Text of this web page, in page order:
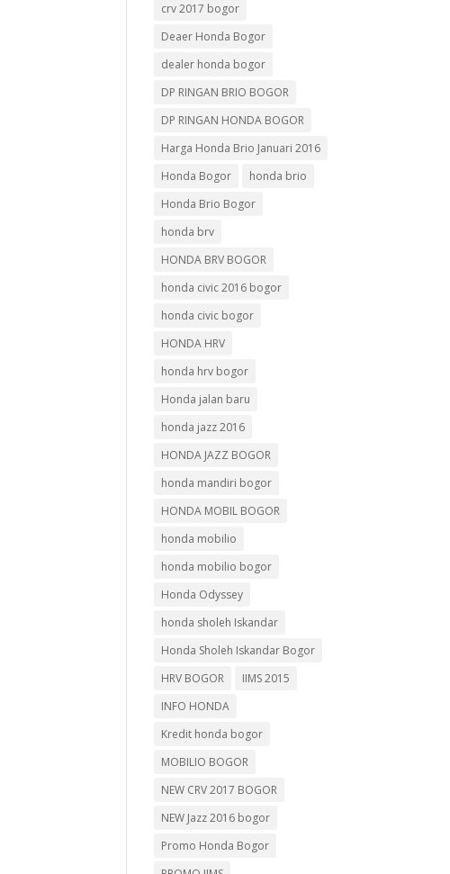
crv 2017 bogor
Deaer Honda Bogor
dealer honda bogor
DP RINGAN BRIO BOGOR
DP RINGAN HONDA BOGOR
Harga Honda Brio Januari 2016
Honda Bogor
honda brio
Honda Brio Bogor
honda brv
HONDA BRV BOGOR
honda civic 2016 bogor
honda civic bogor
HONDA HRV
honda hrv bogor
Honda jalan baru
honda jazz 2016
HONDA JAZZ BOGOR
honda mandiri bogor
HONDA MOBIL BOGOR
honda mobilio
honda mobilio bogor
Honda Odyssey
honda sholeh Iskandar
Honda Sholeh Iskandar Bogor
HRV BOGOR
IIMS 2015
INFO HONDA
Kredit honda bogor
MOBILIO BOGOR
NEW CRV 2017 BOGOR
NEW Jazz 2016 bogor
Promo Honda Bogor